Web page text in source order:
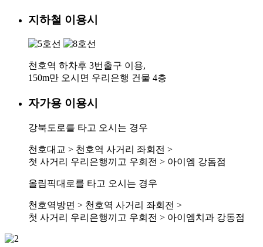
지하철 이용시
천호역 하차후 3번출구 이용,
150m만 오시면 우리은행 건물 4층
자가용 이용시
강북도로를 타고 오시는 경우
천호대교 > 천호역 사거리 좌회전 >
첫 사거리 우리은행끼고 우회전 > 아이엠 강돔점
올림픽대로를 타고 오시는 경우
천호역방면 > 천호역 사거리 좌회전 >
첫 사거리 우리은행끼고 우회전 > 아이엠치과 강동점